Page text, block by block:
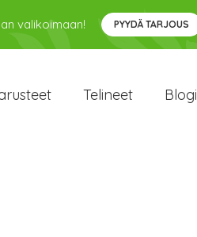
valikoimaan! PYYDÄ TARJOUS
Telineet Blogi